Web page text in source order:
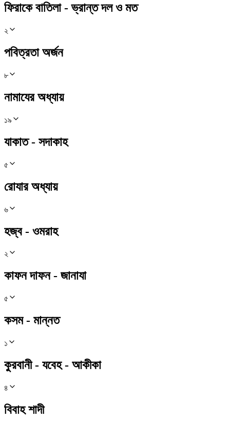
ফিরাকে বাতিলা - ভ্রান্ত দল ও মত
২
পবিত্রতা অর্জন
৮
নামাযের অধ্যায়
১৯
যাকাত - সদাকাহ
৫
রোযার অধ্যায়
৬
হজ্ব - ওমরাহ
২
কাফন দাফন - জানাযা
৫
কসম - মান্নত
১
কুরবানী - যবেহ - আকীকা
৪
বিবাহ শাদী